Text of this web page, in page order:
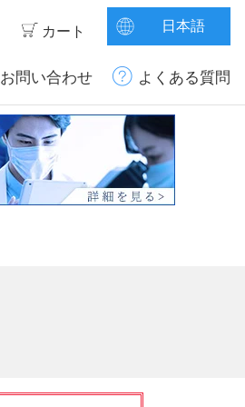
カート 日本語
お問い合わせ よくある質問